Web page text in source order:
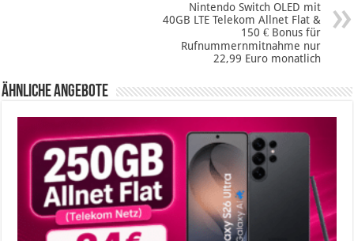
Nintendo Switch OLED mit
40GB LTE Telekom Allnet Flat &
150 € Bonus für
Rufnummernmitnahme nur
22,99 Euro monatlich
Ähnliche Angebote